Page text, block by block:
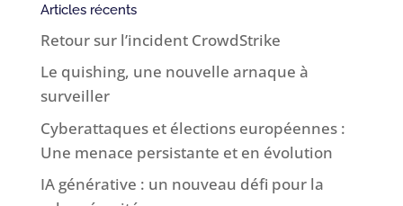
Articles récents
Retour sur l’incident CrowdStrike
Le quishing, une nouvelle arnaque à
surveiller
Cyberattaques et élections européennes :
Une menace persistante et en évolution
IA générative : un nouveau défi pour la